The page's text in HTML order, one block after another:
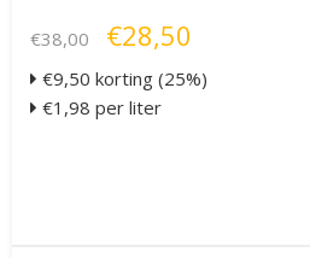
€38,00 €28,50
€9,50 korting (25%)
€1,98 per liter